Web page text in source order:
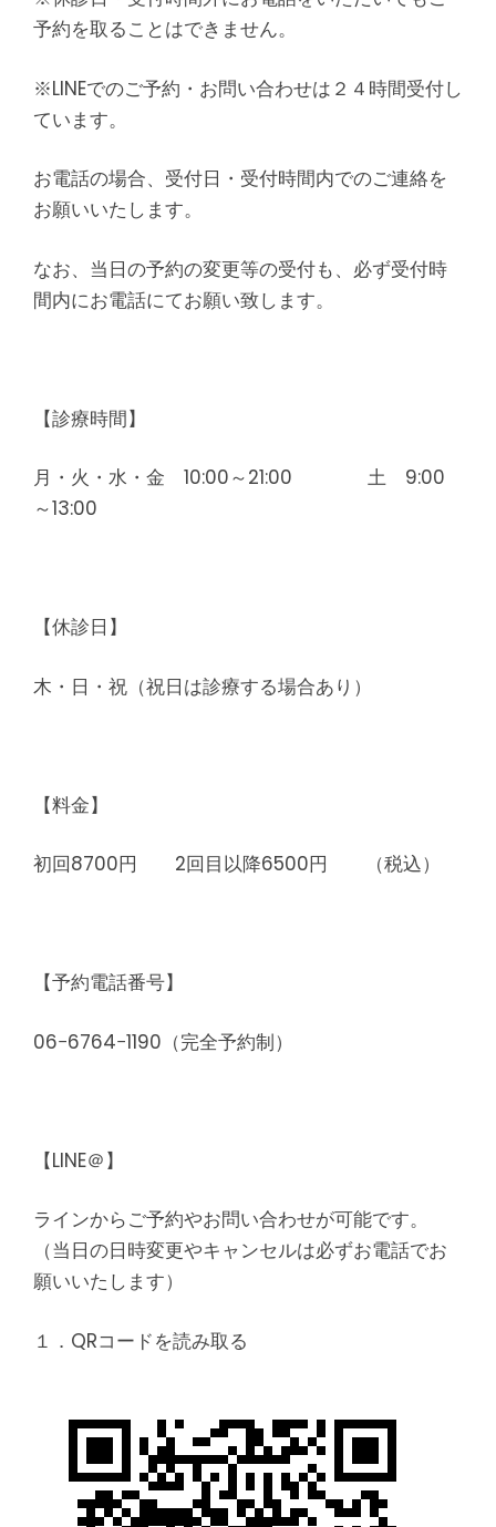
予約を取ることはできません。
※LINEでのご予約・お問い合わせは２４時間受付し
ています。
お電話の場合、受付日・受付時間内でのご連絡を
お願いいたします。
なお、当日の予約の変更等の受付も、必ず受付時
間内にお電話にてお願い致します。
【診療時間】
月・火・水・金 10:00～21:00 土 9:00
～13:00
【休診日】
木・日・祝（祝日は診療する場合あり）
【料金】
初回8700円 2回目以降6500円 （税込）
【予約電話番号】
06−6764−1190（完全予約制）
【LINE＠】
ラインからご予約やお問い合わせが可能です。
（当日の日時変更やキャンセルは必ずお電話でお
願いいたします）
１．QRコードを読み取る